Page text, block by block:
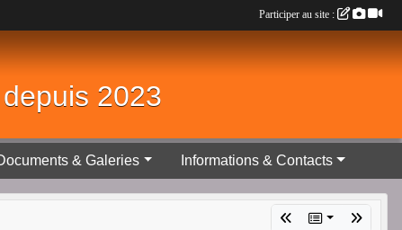
2023
& Galeries Informations & Contacts
Participer au site :